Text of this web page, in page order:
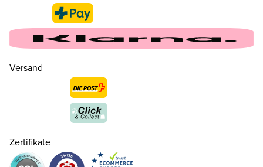
24 CHF 70.00 nur noch wenige verfügbar
26 CHF 70.00
CHF 70.00
30 CHF 70.00
Versand
Zertifikate